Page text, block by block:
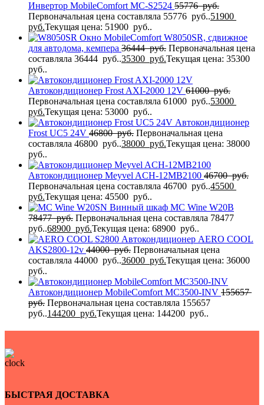
Инвертор MobileComfort MC-S2524 55776руб.
Первоначальная цена составляла 55776 руб..51900
руб.Текущая цена: 51900 руб..
Окно MobileComfort W8050SR, сдвижное
для автодома, кемпера 36444руб. Первоначальная цена
составляла 36444 руб..35300 руб.Текущая цена: 35300
руб..
Автокондиционер Frost AXI-2000 12V 61000руб.
Первоначальная цена составляла 61000 руб..53000
руб.Текущая цена: 53000 руб..
Автокондиционер
Frost UC5 24V 46800руб. Первоначальная цена
составляла 46800 руб..38000 руб.Текущая цена: 38000
руб..
Автокондиционер Meyvel ACH-12MB2100 46700руб.
Первоначальная цена составляла 46700 руб..45500
руб.Текущая цена: 45500 руб..
Винный шкаф MC Wine W20B
78477руб. Первоначальная цена составляла 78477
руб..68900 руб.Текущая цена: 68900 руб..
Автокондиционер AERO COOL
AKS2800-12v 44000руб. Первоначальная цена
составляла 44000 руб..36000 руб.Текущая цена: 36000
руб..
Автокондиционер MobileComfort MC3500-INV 155657
руб. Первоначальная цена составляла 155657
руб..144200 руб.Текущая цена: 144200 руб..
БЫСТРАЯ ДОСТАВКА